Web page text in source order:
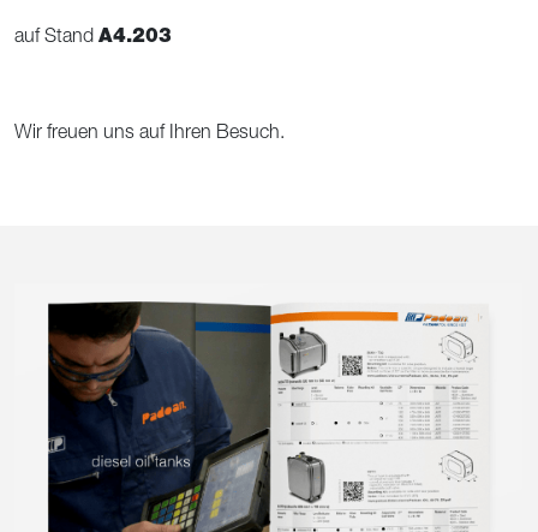
auf Stand A4.203
Wir freuen uns auf Ihren Besuch.